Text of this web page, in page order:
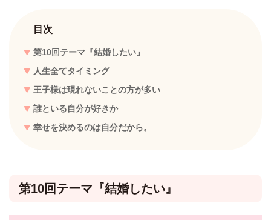
目次
第10回テーマ『結婚したい』
人生全てタイミング
王子様は現れないことの方が多い
誰といる自分が好きか
幸せを決めるのは自分だから。
第10回テーマ『結婚したい』